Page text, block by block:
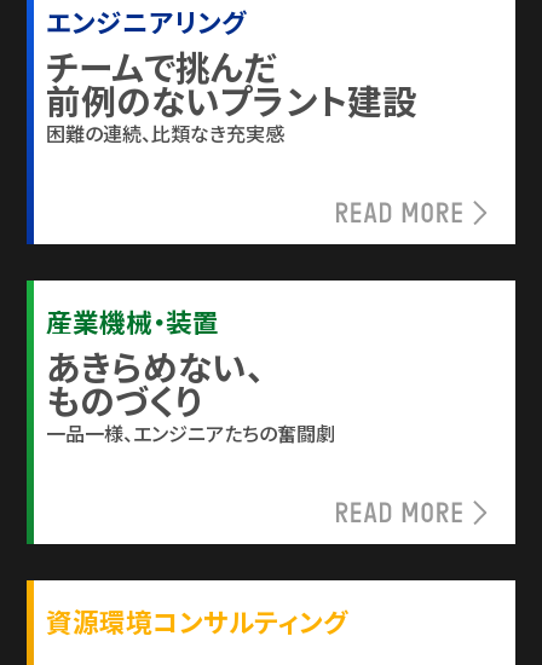
エンジニアリング
チームで挑んだ
前例のないプラント建設
困難の連続、比類なき充実感
産業機械・装置
あきらめない、
ものづくり
一品一様、エンジニアたちの奮闘劇
資源環境コンサルティング